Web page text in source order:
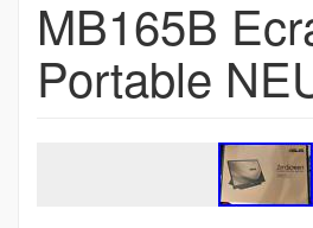
MB165B
Portable